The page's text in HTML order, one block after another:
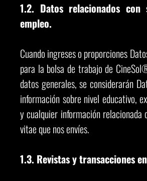
1.2. Datos relacionados con
empleo.
Cuando ingreses o proporciones
para la bolsa de trabajo de
datos generales, se considerarán
información sobre nivel educativo,
y cualquier información
vitae que nos envíes.
1.3. Revistas y transacciones